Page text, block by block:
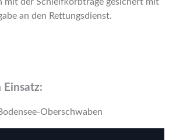
an den Rettungsdienst.
Oberschwaben